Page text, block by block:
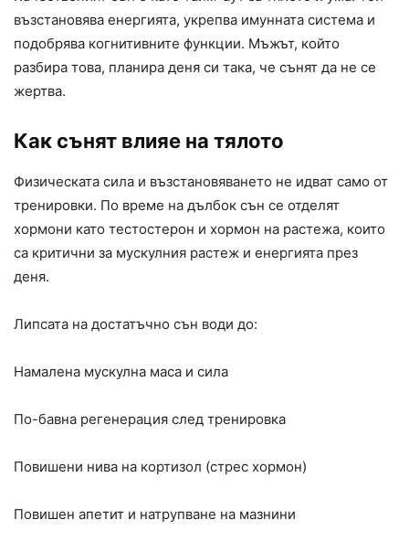
възстановява енергията, укрепва имунната система и
подобрява когнитивните функции. Мъжът, който
разбира това, планира деня си така, че сънят да не се
жертва.
Как сънят влияе на тялото
Физическата сила и възстановяването не идват само от
тренировки. По време на дълбок сън се отделят
хормони като тестостерон и хормон на растежа, които
са критични за мускулния растеж и енергията през
деня.
Липсата на достатъчно сън води до:
Намалена мускулна маса и сила
По-бавна регенерация след тренировка
Повишени нива на кортизол (стрес хормон)
Повишен апетит и натрупване на мазнини